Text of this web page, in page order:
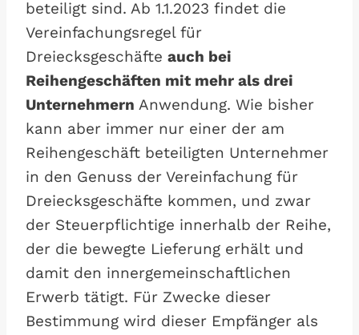
beteiligt sind. Ab 1.1.2023 findet die
Vereinfachungsregel für
Dreiecksgeschäfte auch bei
Reihengeschäften mit mehr als drei
Unternehmern Anwendung. Wie bisher
kann aber immer nur einer der am
Reihengeschäft beteiligten Unternehmer
in den Genuss der Vereinfachung für
Dreiecksgeschäfte kommen, und zwar
der Steuerpflichtige innerhalb der Reihe,
der die bewegte Lieferung erhält und
damit den innergemeinschaftlichen
Erwerb tätigt. Für Zwecke dieser
Bestimmung wird dieser Empfänger als